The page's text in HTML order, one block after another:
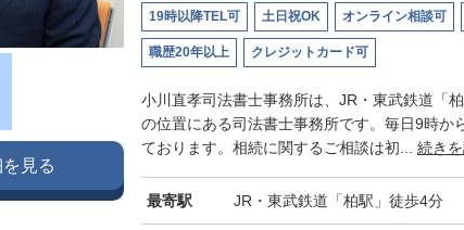
19時以降TEL可 土日祝OK オンライン相談可
職歴20年以上 クレジットカード可
小川直孝司法書士事務所は、JR・東武鉄道「
の位置にある司法書士事務所です。毎日9時か
ております。相続に関するご相談は初... 続き
最寄駅 JR・東武鉄道「柏駅」徒歩4分
見る